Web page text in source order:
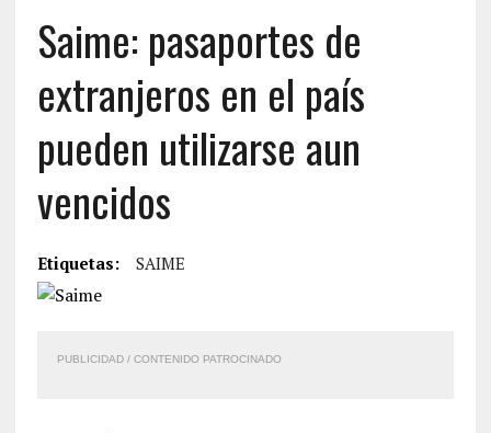
Saime: pasaportes de
extranjeros en el país
pueden utilizarse aun
vencidos
Etiquetas: SAIME
PUBLICIDAD / CONTENIDO PATROCINADO